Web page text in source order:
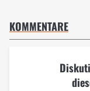
KOMMENTARE